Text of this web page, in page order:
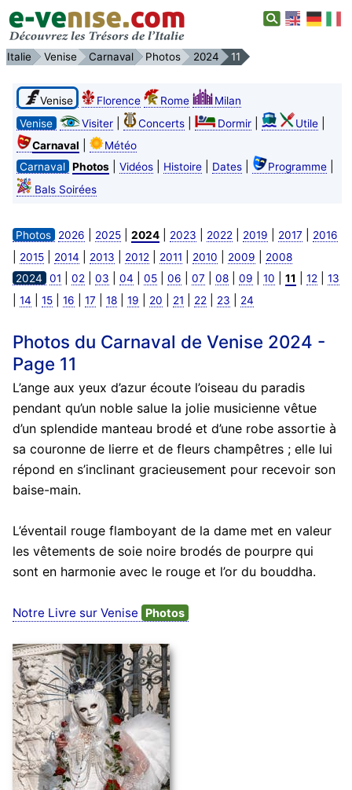
Italie Venise Carnaval Photos 2024 11
Venise Florence Rome
Milan
Venise
Visiter| Concerts| Dormir| Utile|
Carnaval
Météo
Carnaval Photos| Vidéos| Histoire| Dates| Programme|
Bals Soirées
Photos 2026 2025| 2024| 2023 2022 2019 2017 2016
2015| 2014 2013 2012 2011 2010 2009
2008
2024
01 02 03 04 05| 06 07 08| 09 10 11 12 13
14 15| 16 17 18| 19 20 21 22 23 24
Photos du Carnaval de Venise 2024 -
Page 11
L’ange aux yeux d’azur écoute l’oiseau du paradis
pendant qu’un noble salue la jolie musicienne vêtue
d’un splendide manteau brodé et d’une robe assortie à
sa couronne de lierre et de fleurs champêtres ; elle lui
répond en s’inclinant gracieusement pour recevoir son
baise-main.
L’éventail rouge flamboyant de la dame met en valeur
les vêtements de soie noire brodés de pourpre qui
sont en harmonie avec le rouge et l’or du bouddha.
Notre Livre sur Venise Photos